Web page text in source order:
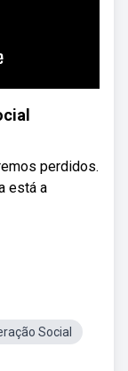
perdidos.
está a
Social